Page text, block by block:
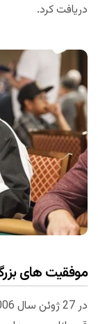
دریافت کرد.
موفقیت های